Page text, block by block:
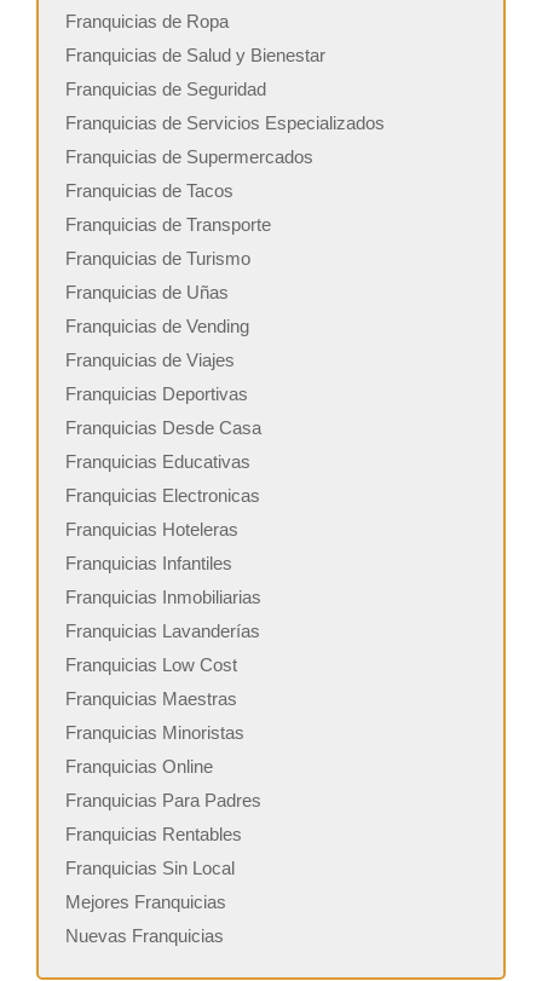
Franquicias de Ropa
Franquicias de Salud y Bienestar
Franquicias de Seguridad
Franquicias de Servicios Especializados
Franquicias de Supermercados
Franquicias de Tacos
Franquicias de Transporte
Franquicias de Turismo
Franquicias de Uñas
Franquicias de Vending
Franquicias de Viajes
Franquicias Deportivas
Franquicias Desde Casa
Franquicias Educativas
Franquicias Electronicas
Franquicias Hoteleras
Franquicias Infantiles
Franquicias Inmobiliarias
Franquicias Lavanderías
Franquicias Low Cost
Franquicias Maestras
Franquicias Minoristas
Franquicias Online
Franquicias Para Padres
Franquicias Rentables
Franquicias Sin Local
Mejores Franquicias
Nuevas Franquicias